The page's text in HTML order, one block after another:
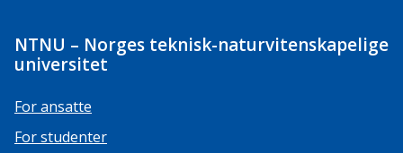
NTNU – Norges teknisk-naturvitenskapelige
universitet
For ansatte
For studenter